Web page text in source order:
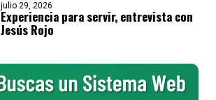
julio 29, 2026
Experiencia para servir, entrevista con
Jesús Rojo